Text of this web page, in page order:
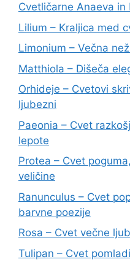
Cvetličarne Anaeva in
Lilium – Kraljica med
Limonium – Večna
Matthiola – Dišeča
Orhideje – Cvetovi
ljubezni
Paeonia – Cvet
lepote
Protea – Cvet
veličine
Ranunculus – Cvet
barvne poezije
Rosa – Cvet večne
Tulipan – Cvet